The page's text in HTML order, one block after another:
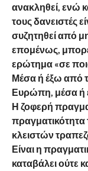
ανακληθεί, ενώ
τους δανειστές
συζητηθεί από
επομένως,
ερώτημα «σε
Μέσα ή έξω από
Ευρώπη, μέσα ή
Η ζοφερή
κλειστών
Είναι η
καταβάλει ούτε